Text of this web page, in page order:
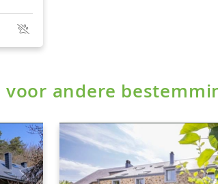
andere